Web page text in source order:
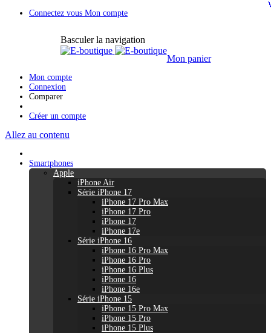
Connectez vous Mon compte
Basculer la navigation
Mon panier
Mon compte
Connexion
Comparer
Créer un compte
Allez au contenu
Smartphones
Apple
iPhone Air
Série iPhone 17
iPhone 17 Pro Max
iPhone 17 Pro
iPhone 17
iPhone 17e
Série iPhone 16
iPhone 16 Pro Max
iPhone 16 Pro
iPhone 16 Plus
iPhone 16
iPhone 16e
Série iPhone 15
iPhone 15 Pro Max
iPhone 15 Pro
iPhone 15 Plus